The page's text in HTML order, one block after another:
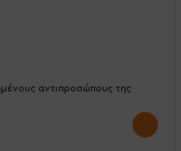
αντιπροσώπους της